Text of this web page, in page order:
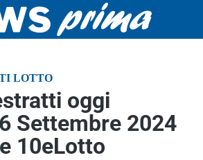
LOTTO
oggi
Settembre 2024
10eLotto